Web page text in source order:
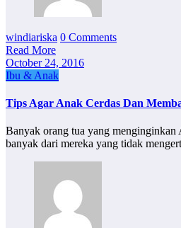
windiariska 0 Comments
Read More
October 24, 2016
Ibu & Anak
Tips Agar Anak Cerdas Dan
Banyak orang tua yang menginginkan
banyak dari mereka yang tidak